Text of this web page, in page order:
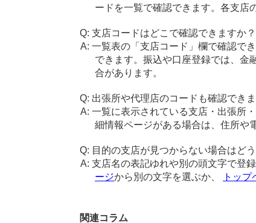
ードを一覧で確認できます。各支店
支店コードはどこで確認できますか？
一覧表の「支店コード」欄で確認で
できます。振込や口座登録では、金
合があります。
出張所や代理店のコードも確認でき
一覧に表示されている支店・出張所
細情報ページがある場合は、住所や
目的の支店が見つからない場合はど
支店名の表記ゆれや別の頭文字で登
ージから別の文字を選ぶか、 トップ
関連コラム